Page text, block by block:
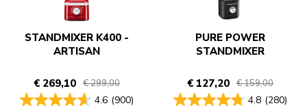
STANDMIXER K400 -
ARTISAN
€ 269,10 € 299,00
4.6 (900)
PURE POWER
STANDMIXER
€ 127,20 € 159,00
4.8 (280)